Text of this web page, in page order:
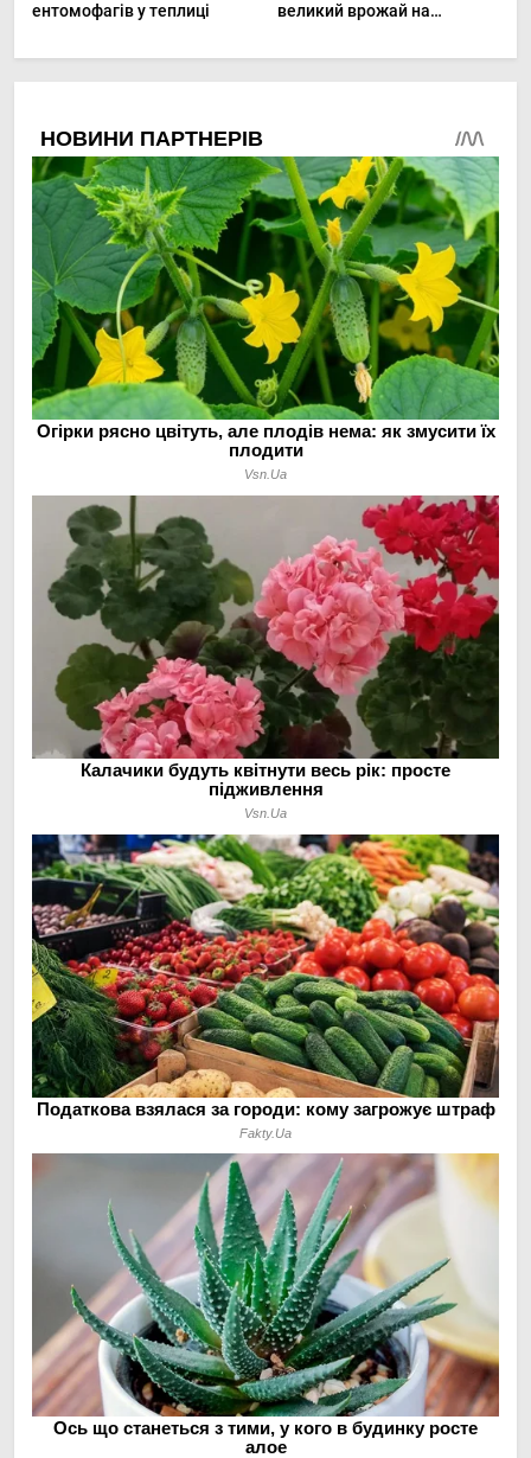
ентомофагів у теплиці
великий врожай на